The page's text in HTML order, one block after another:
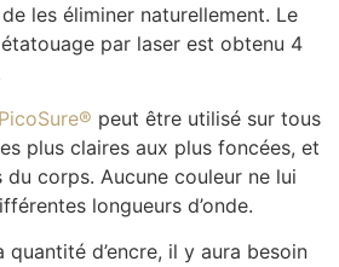
les éliminer naturellement. Le
par laser est obtenu 4
peut être utilisé sur tous
plus claires aux plus foncées, et
corps. Aucune couleur ne lui
longueurs d’onde.
quantité d’encre, il y aura besoin